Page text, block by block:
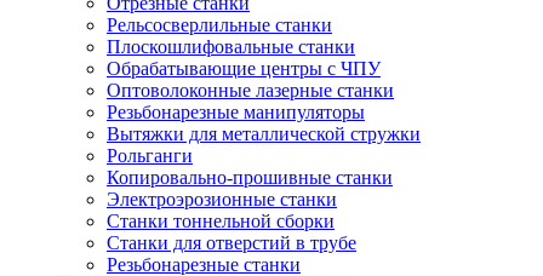
Рельсосверлильные станки
Плоскошлифовальные станки
Обрабатывающие центры с ЧПУ
Оптоволоконные лазерные станки
Резьбонарезные манипуляторы
Вытяжки для металлической стружки
Рольганги
Копировально-прошивные станки
Электроэрозионные станки
Станки тоннельной сборки
Станки для отверстий в трубе
Резьбонарезные станки